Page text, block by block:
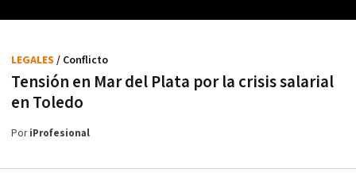
Tensión en Mar del Plata por la crisis salarial
en Toledo
LEGALES / Conflicto
PoriProfesional